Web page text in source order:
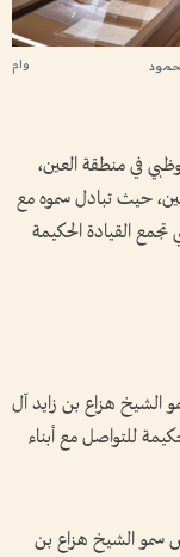
وام
في منطقة العين،
حيث تبادل سموه مع
تجمع القيادة الحكيمة
الشيخ هزاع بن زايد آل
للتواصل مع أبناء
سمو الشيخ هزاع بن